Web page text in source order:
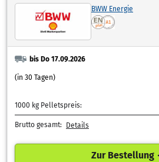
BWW Energie
bis Do 17.09.2026
(in 30 Tagen)
1000 kg Pelletspreis:
Brutto gesamt: Details
Zur Bestellung